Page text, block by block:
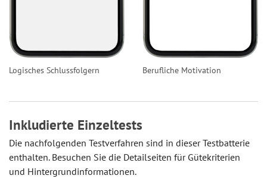
Logisches Schlussfolgern Berufliche Motivation
Inkludierte Einzeltests
Die nachfolgenden Testverfahren sind in dieser Testbatterie
enthalten. Besuchen Sie die Detailseiten für Gütekriterien
und Hintergrundinformationen.